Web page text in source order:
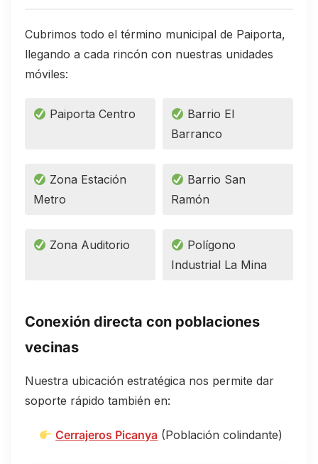
Cubrimos todo el término municipal de Paiporta,
llegando a cada rincón con nuestras unidades
móviles:
Paiporta Centro
Barrio El
Barranco
Zona Estación
Metro
Barrio San
Ramón
Zona Auditorio
Polígono
Industrial La Mina
Conexión directa con poblaciones
vecinas
Nuestra ubicación estratégica nos permite dar
soporte rápido también en:
Cerrajeros Picanya (Población colindante)